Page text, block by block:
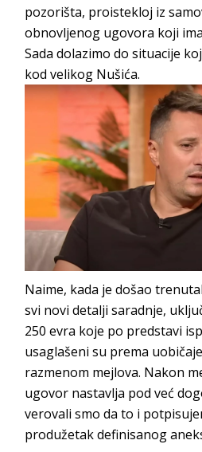
pozorišta, proistekloj iz
obnovljenog ugovora koji
Sada dolazimo do situacije
kod velikog Nušića.
Naime, kada je došao
svi novi detalji saradnje,
250 evra koje po predstavi
usaglašeni su prema
razmenom mejlova. Nakon
ugovor nastavlja pod već
verovali smo da to i
produžetak definisanog